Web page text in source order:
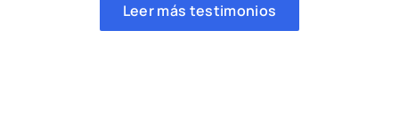
Leer más testimonios